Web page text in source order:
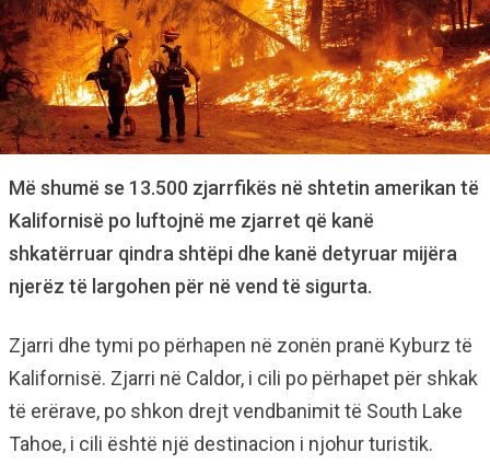
Më shumë se 13.500 zjarrfikës në shtetin amerikan të
Kalifornisë po luftojnë me zjarret që kanë
shkatërruar qindra shtëpi dhe kanë detyruar mijëra
njerëz të largohen për në vend të sigurta.
Zjarri dhe tymi po përhapen në zonën pranë Kyburz të
Kalifornisë. Zjarri në Caldor, i cili po përhapet për shkak
të erërave, po shkon drejt vendbanimit të South Lake
Tahoe, i cili është një destinacion i njohur turistik.